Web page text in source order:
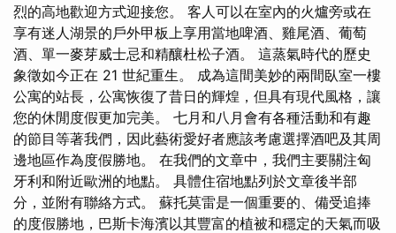
烈的高地歡迎方式迎接您。 客人可以在室內的火爐旁或在
享有迷人湖景的戶外甲板上享用當地啤酒、雞尾酒、葡萄
酒、單一麥芽威士忌和精釀杜松子酒。 這蒸氣時代的歷史
象徵如今正在 21 世紀重生。 成為這間美妙的兩間臥室一樓
公寓的站長，公寓恢復了昔日的輝煌，但具有現代風格，讓
您的休閒度假更加完美。 七月和八月會有各種活動和有趣
的節目等著我們，因此藝術愛好者應該考慮選擇酒吧及其周
邊地區作為度假勝地。 在我們的文章中，我們主要關注匈
牙利和附近歐洲的地點。 具體住宿地點列於文章後半部
分，並附有聯絡方式。 蘇托莫雷是一個重要的、備受追捧
的度假勝地，巴斯卡海濱以其豐富的植被和穩定的天氣而吸